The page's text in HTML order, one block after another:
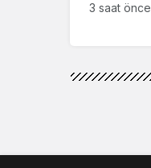
3 saat önce